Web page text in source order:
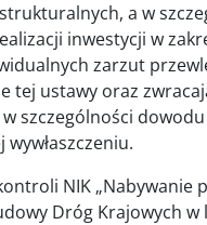
a w
inwestycji w
zarzut
tej ustawy oraz
szczególności
NIK „Nabywanie
Dróg Krajowych w